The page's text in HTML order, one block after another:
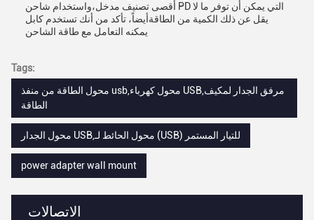
الاتصالات
أقصى تصنيف مدخل،واستخدام شاحن PD التي يمكن أن توفر ما لا
يقل عن ذلك الكمية من الطاقةأيضاً، تأكد من أنك تستخدم كابل
يمكنه التعامل مع طاقة الشاحن
Tags:
محول الطاقة من منفذ usb,محول كهرباء USB,مرفق الجدار لمكيف
الطاقة
محول الجدار USB,محول الحائط لـ (USB) للتيار المستمر
power adapter wall mount